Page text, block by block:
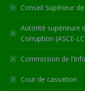
Conseil Supérieur
Autorité supérieure
Corruption (ASCE-
Commission de
Cour de cassation